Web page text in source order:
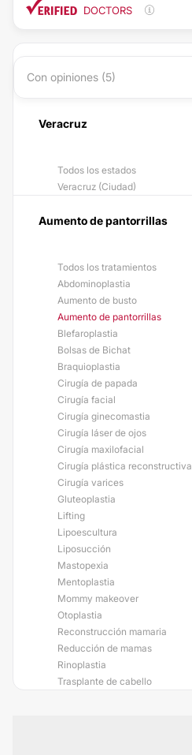
DOCTORS
Con opiniones (5)
Veracruz
Todos los estados
Veracruz (Ciudad)
Aumento de pantorrillas
Todos los tratamientos
Abdominoplastia
Aumento de busto
Aumento de pantorrillas
Blefaroplastia
Bolsas de Bichat
Braquioplastia
Cirugía de papada
Cirugía facial
Cirugía ginecomastia
Cirugía láser de ojos
Cirugía maxilofacial
Cirugía plástica reconstructiva
Cirugía varices
Gluteoplastia
Lifting
Lipoescultura
Liposucción
Mastopexia
Mentoplastia
Mommy makeover
Otoplastia
Reconstrucción mamaria
Reducción de mamas
Rinoplastia
Trasplante de cabello